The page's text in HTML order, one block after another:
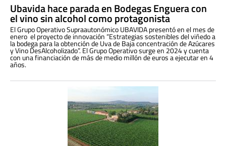
Ubavida hace parada en Bodegas Enguera con
el vino sin alcohol como protagonista
El Grupo Operativo Supraautonómico UBAVIDA presentó en el mes de
enero el proyecto de innovación “Estrategias sostenibles del viñedo a
la bodega para la obtención de Uva de Baja concentración de Azúcares
y Vino DesAlcoholizado”. El Grupo Operativo surge en 2024 y cuenta
con una financiación de más de medio millón de euros a ejecutar en 4
años.